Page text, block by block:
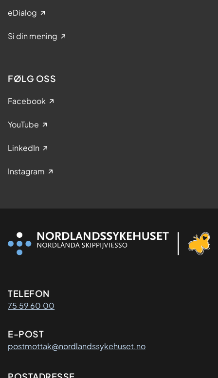
eDialog
Si din mening
FØLG OSS
Facebook
YouTube
LinkedIn
Instagram
Kontaktinformasjon
TELEFON
75 59 60 00
E-POST
postmottak@nordlandssykehuset.no